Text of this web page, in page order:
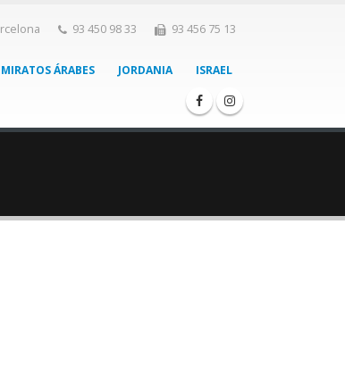
93 450 98 33 93 456 75 13
ÁRABES JORDANIA ISRAEL